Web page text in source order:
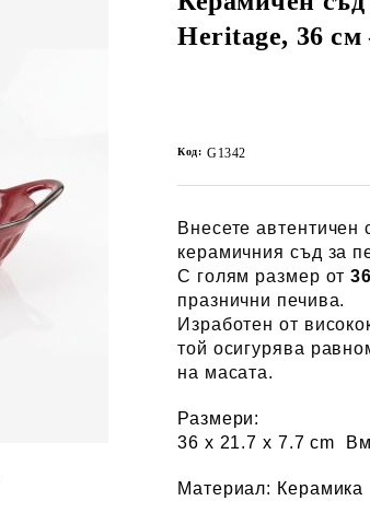
Heritage, 36
Код: G1342
Внесете
керамичния съд за
С голям размер от
празнични печива.
Изработен от
той осигурява
на масата.
Размери:
36 x 21.7 х 7.7 cm
Материал: Керамика